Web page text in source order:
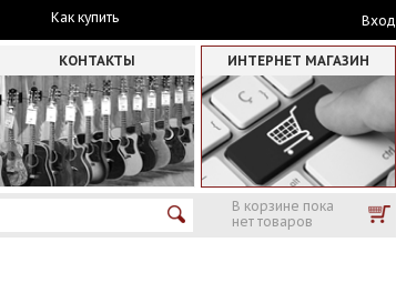
Как купить Вход
КОНТАКТЫ ИНТЕРНЕТ МАГАЗИН
В корзине пока
нет товаров